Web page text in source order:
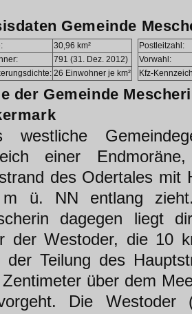
Gemeinde
30,96 km²
791 (31. Dez. 2012)
26 Einwohner je km²
Postleitzahl:
Vorwahl:
Kfz-
der Gemeinde
westliche
einer
des Odertales mit
ü. NN entlang
dagegen liegt
der Westoder, die 10
der Teilung des
über dem
Die Westoder